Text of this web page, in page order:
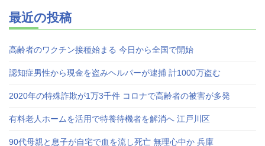
最近の投稿
高齢者のワクチン接種始まる 今日から全国で開始
認知症男性から現金を盗みヘルパーが逮捕 計1000万盗む
2020年の特殊詐欺が1万3千件 コロナで高齢者の被害が多発
有料老人ホームを活用で特養待機者を解消へ 江戸川区
90代母親と息子が自宅で血を流し死亡 無理心中か 兵庫